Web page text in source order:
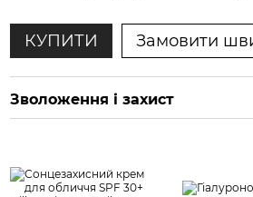
КУПИТИ Замовити
Зволоження і захист